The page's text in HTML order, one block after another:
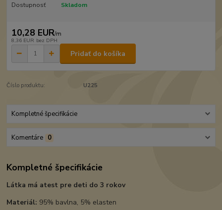
Dostupnosť Skladom
10,28 EUR/m
8,36 EUR bez DPH
Pridať do košíka
Číslo produktu: U225
Kompletné špecifikácie
Komentáre 0
Kompletné špecifikácie
Látka má atest pre deti do 3 rokov
Materiál: 95% bavlna, 5% elasten